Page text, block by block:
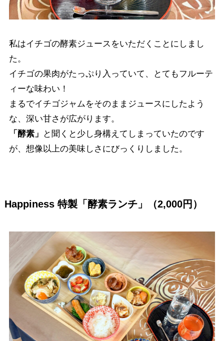
私はイチゴの酵素ジュースをいただくことにしまし
た。
イチゴの果肉がたっぷり入っていて、とてもフルーテ
ィーな味わい！
まるでイチゴジャムをそのままジュースにしたよう
な、深い甘さが広がります。
「酵素」
と聞くと少し身構えてしまっていたのです
が、想像以上の美味しさにびっくりしました。
Happiness 特製「酵素ランチ」（2,000円）